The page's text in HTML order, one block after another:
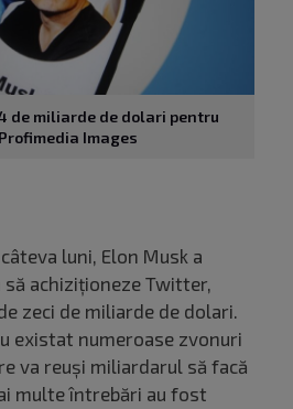
de miliarde de dolari pentru
Images
luni, Elon Musk a
să achiziționeze Twitter,
zeci de miliarde de dolari.
existat numeroase zvonuri
va reuși miliardarul să facă
multe întrebări au fost